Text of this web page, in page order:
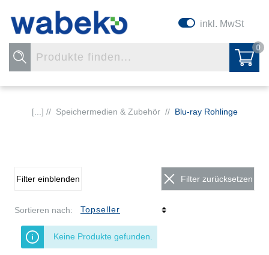
inkl. MwSt
0
[...] // Speichermedien & Zubehör // Blu-ray Rohlinge
Filter einblenden Filter zurücksetzen
Sortieren nach:
Keine Produkte gefunden.